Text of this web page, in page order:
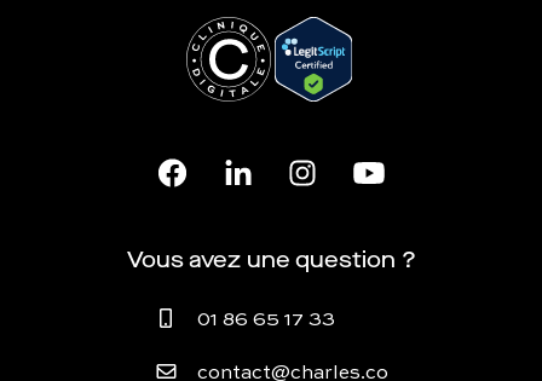
Vous avez une question ?
01 86 65 17 33
contact@charles.co